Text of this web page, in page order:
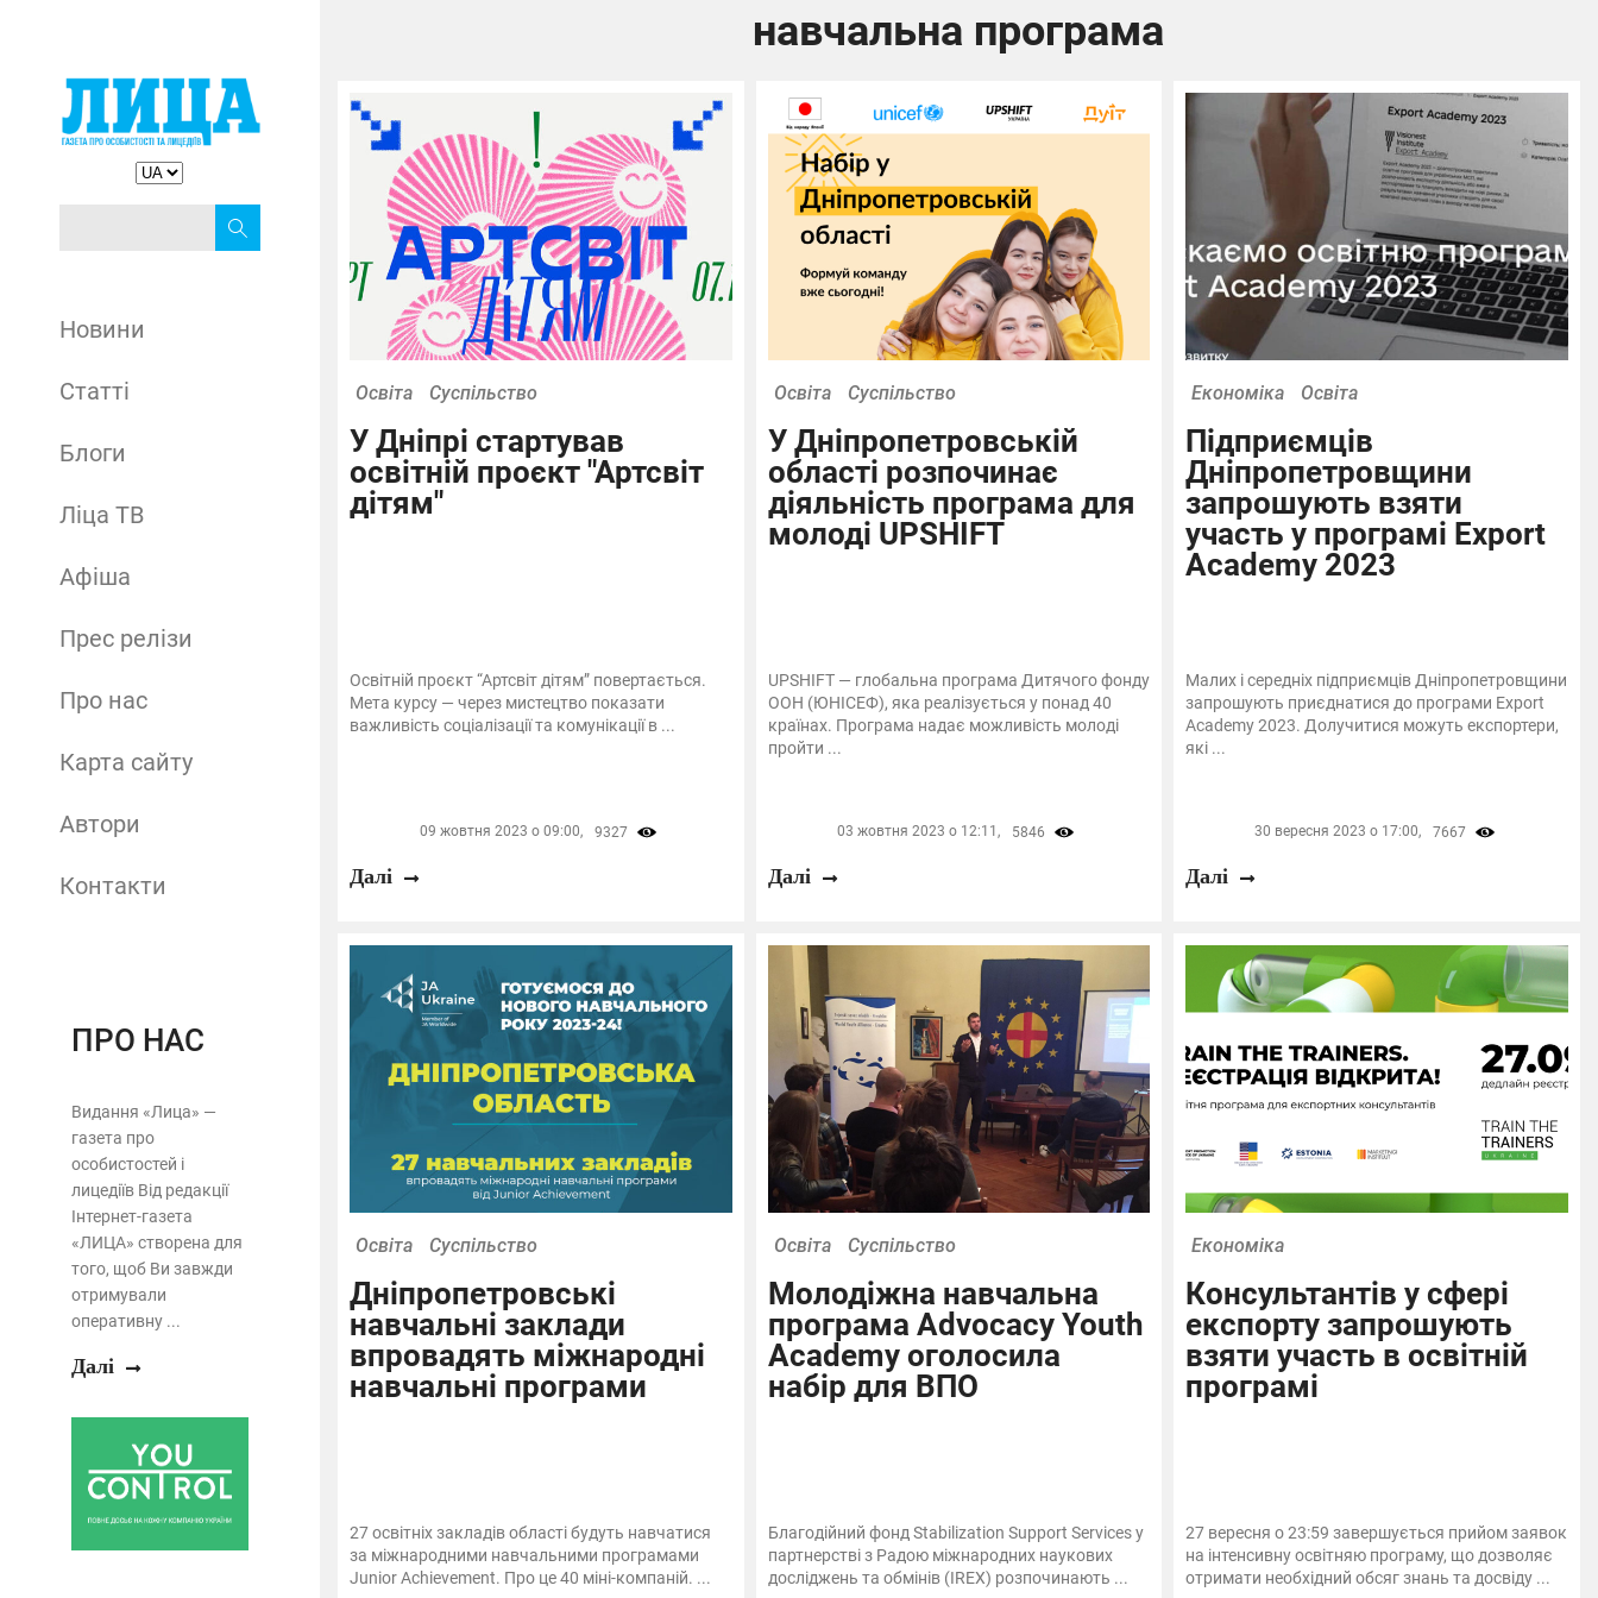
Новини
Статті
Блоги
Ліца ТВ
Афіша
Прес релізи
Про нас
Карта сайту
Автори
Контакти
ПРО НАС
Видання «Лица» —
газета про
особистостей і
лицедіїв Від редакції
Інтернет-газета
«ЛИЦА» створена для
того, щоб Ви завжди
отримували
оперативну ...
Далі
навчальна програма
Освіта Суспільство
У Дніпрі стартував
освітній проєкт "Артсвіт
дітям"
Освітній проєкт “Артсвіт дітям” повертається.
Мета курсу — через мистецтво показати
важливість соціалізації та комунікації в ...
09 жовтня 2023 о 09:00, 9327
Далі
Освіта Суспільство
У Дніпропетровській
області розпочинає
діяльність програма для
молоді UPSHIFT
UPSHIFT — глобальна програма Дитячого фонду
ООН (ЮНІСЕФ), яка реалізується у понад 40
країнах. Програма надає можливість молоді
пройти ...
03 жовтня 2023 о 12:11, 5846
Далі
Економіка Освіта
Підприємців
Дніпропетровщини
запрошують взяти
участь у програмі Export
Academy 2023
Малих і середніх підприємців Дніпропетровщини
запрошують приєднатися до програми Export
Academy 2023. Долучитися можуть експортери,
які ...
30 вересня 2023 о 17:00, 7667
Далі
Освіта Суспільство
Дніпропетровські
навчальні заклади
впровадять міжнародні
навчальні програми
27 освітніх закладів області будуть навчатися
за міжнародними навчальними програмами
Junior Achievement. Про це 40 міні-компаній. ...
Освіта Суспільство
Молодіжна навчальна
програма Advocacy Youth
Academy оголосила
набір для ВПО
Благодійний фонд Stabilization Support Services у
партнерстві з Радою міжнародних наукових
досліджень та обмінів (IREX) розпочинають ...
Економіка
Консультантів у сфері
експорту запрошують
взяти участь в освітній
програмі
27 вересня о 23:59 завершується прийом заявок
на інтенсивну освітняю програму, що дозволяє
отримати необхідний обсяг знань та досвіду ...